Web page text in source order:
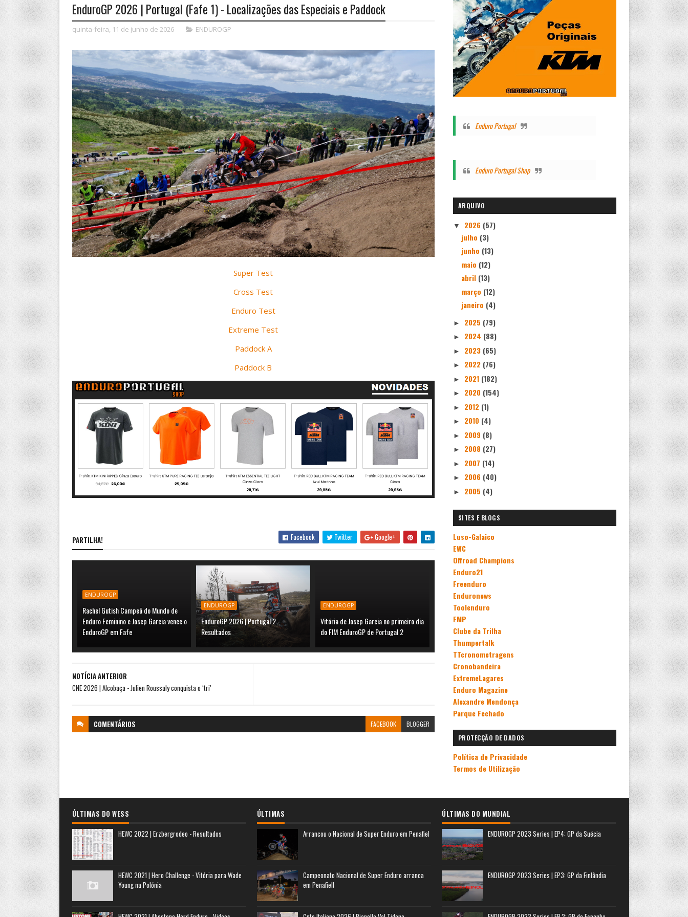
EnduroGP 2026 | Portugal (Fafe 1) - Localizações das Especiais e Paddock
quinta-feira, 11 de junho de 2026 ENDUROGP
Super Test
Cross Test
Enduro Test
Extreme Test
Paddock A
Paddock B
PARTILHA! Facebook Twitter Google+
ENDUROGP
Rachel Gutish Campeã do Mundo de
Enduro Feminino e Josep Garcia vence o
EnduroGP em Fafe
ENDUROGP
EnduroGP 2026 | Portugal 2 -
Resultados
ENDUROGP
Vitória de Josep Garcia no primeiro dia
do FIM EnduroGP de Portugal 2
NOTÍCIA ANTERIOR
CNE 2026 | Alcobaça - Julien Roussaly conquista o ‘tri’
COMENTÁRIOS FACEBOOK BLOGGER
Enduro Portugal
Enduro Portugal Shop
ARQUIVO
▼ 2026 (57)
julho (3)
junho (13)
maio (12)
abril (13)
março (12)
janeiro (4)
► 2025 (79)
► 2024 (88)
► 2023 (65)
► 2022 (76)
► 2021 (182)
► 2020 (154)
► 2012 (1)
► 2010 (4)
► 2009 (8)
► 2008 (27)
► 2007 (14)
► 2006 (40)
► 2005 (4)
SITES E BLOGS
Luso-Galaico
EWC
Offroad Champions
Enduro21
Freenduro
Enduronews
Toolenduro
FMP
Clube da Trilha
Thumpertalk
TTcronometragens
Cronobandeira
ExtremeLagares
Enduro Magazine
Alexandre Mendonça
Parque Fechado
PROTECÇÃO DE DADOS
Política de Privacidade
Termos de Utilização
ÚLTIMAS DO WESS
HEWC 2022 | Erzbergrodeo - Resultados
HEWC 2021 | Hero Challenge - Vitória para Wade
Young na Polónia
ÚLTIMAS
Arrancou o Nacional de Super Enduro em Penafiel
Campeonato Nacional de Super Enduro arranca
em Penafiel!
ÚLTIMAS DO MUNDIAL
ENDUROGP 2023 Series | EP4: GP da Suécia
ENDUROGP 2023 Series | EP3: GP da Finlândia